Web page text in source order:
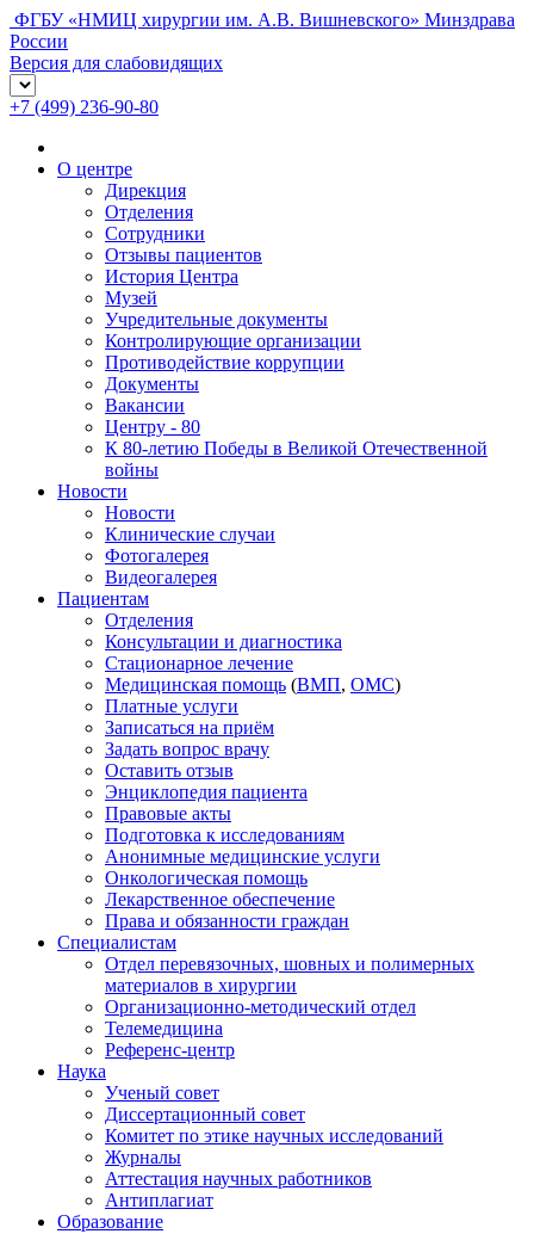
ФГБУ «НМИЦ хирургии им. А.В. Вишневского» Минздрава
России
Версия для слабовидящих
+7 (499) 236-90-80
О центре
Дирекция
Отделения
Сотрудники
Отзывы пациентов
История Центра
Музей
Учредительные документы
Контролирующие организации
Противодействие коррупции
Документы
Вакансии
Центру - 80
К 80-летию Победы в Великой Отечественной
войны
Новости
Новости
Клинические случаи
Фотогалерея
Видеогалерея
Пациентам
Отделения
Консультации и диагностика
Стационарное лечение
Медицинская помощь (ВМП, ОМС)
Платные услуги
Записаться на приём
Задать вопрос врачу
Оставить отзыв
Энциклопедия пациента
Правовые акты
Подготовка к исследованиям
Анонимные медицинские услуги
Онкологическая помощь
Лекарственное обеспечение
Права и обязанности граждан
Специалистам
Отдел перевязочных, шовных и полимерных
материалов в хирургии
Организационно-методический отдел
Телемедицина
Референс-центр
Наука
Ученый совет
Диссертационный совет
Комитет по этике научных исследований
Журналы
Аттестация научных работников
Антиплагиат
Образование